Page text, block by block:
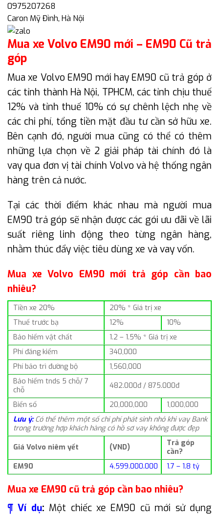
0975207268
Caron Mỹ Đình, Hà Nội
Mua xe Volvo EM90 mới – EM90 Cũ trả
góp
Mua xe Volvo EM90 mới hay EM90 cũ trả góp ở
các tỉnh thành Hà Nội, TPHCM, các tỉnh chịu thuế
12% và tỉnh thuế 10% có sự chênh lệch nhẹ về
các chi phí, tổng tiền mặt đầu tư cần sở hữu xe.
Bên cạnh đó, người mua cũng có thể có thêm
những lựa chọn về 2 giải pháp tài chính đó là
vay qua đơn vị tài chính Volvo và hệ thống ngân
hàng trên cả nước.
Tại các thời điểm khác nhau mà người mua
EM90 trả góp sẽ nhận được các gói ưu đãi về lãi
suất riêng linh động theo từng ngân hàng,
nhằm thúc đẩy việc tiêu dùng xe và vay vốn.
Mua xe Volvo EM90 mới trả góp cần bao
nhiêu?
Tiền xe 20%
20% * Giá trị xe
Thuế trước bạ
12%
10%
Bảo hiểm vật chất
1.2 – 1.5% * Giá trị xe
Phí đăng kiểm
340,000
Phí bảo trì đường bộ
1,560,000
Bảo hiểm tnds 5 chỗ/ 7
chỗ
482.000đ / 875.000đ
Biển số 20,000,000
1,000,000
Lưu ý:Có thể thêm một số chi phí phát sinh nhỏ khi vay Bank
trong trường hợp khách hàng có hồ sơ vay không được đẹp
Giá Volvo niêm yết (VND)
Trả góp
cần?
EM90
4.599.000.000 1.7 – 1.8 tỷ
Mua xe EM90 cũ trả góp cần bao nhiêu?
¶ Ví dụ: Một chiếc xe EM90 cũ mới sử dụng